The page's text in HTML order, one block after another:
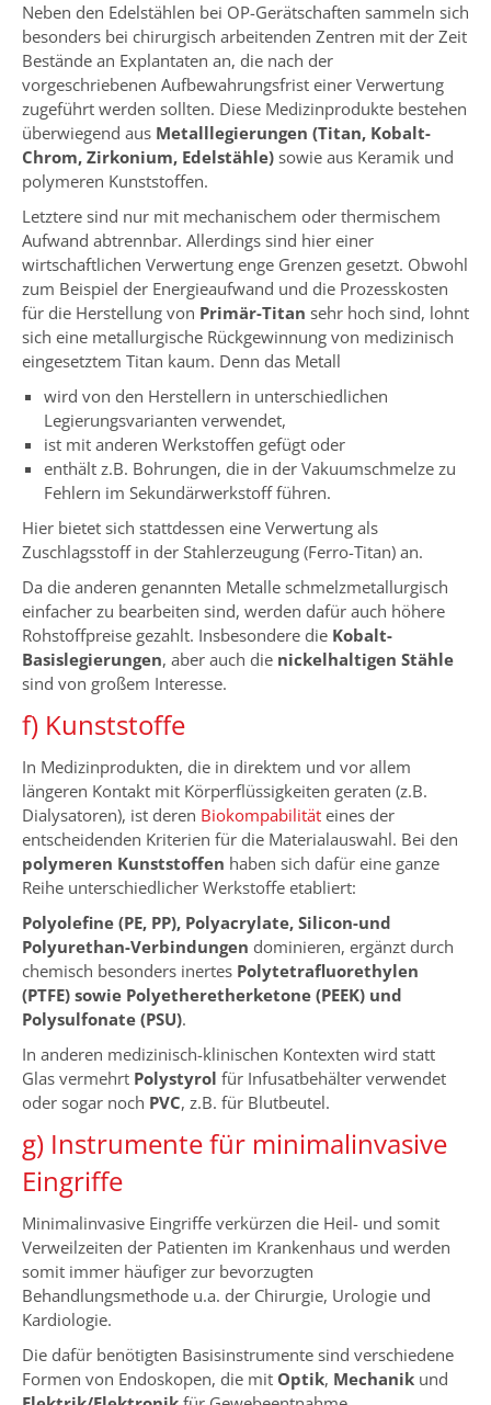
Neben den Edelstählen bei OP-Gerätschaften sammeln sich
besonders bei chirurgisch arbeitenden Zentren mit der Zeit
Bestände an Explantaten an, die nach der
vorgeschriebenen Aufbewahrungsfrist einer Verwertung
zugeführt werden sollten. Diese Medizinprodukte bestehen
überwiegend aus Metalllegierungen (Titan, Kobalt-
Chrom, Zirkonium, Edelstähle) sowie aus Keramik und
polymeren Kunststoffen.
Letztere sind nur mit mechanischem oder thermischem
Aufwand abtrennbar. Allerdings sind hier einer
wirtschaftlichen Verwertung enge Grenzen gesetzt. Obwohl
zum Beispiel der Energieaufwand und die Prozesskosten
für die Herstellung von Primär-Titan sehr hoch sind, lohnt
sich eine metallurgische Rückgewinnung von medizinisch
eingesetztem Titan kaum. Denn das Metall
wird von den Herstellern in unterschiedlichen
Legierungsvarianten verwendet,
ist mit anderen Werkstoffen gefügt oder
enthält z.B. Bohrungen, die in der Vakuumschmelze zu
Fehlern im Sekundärwerkstoff führen.
Hier bietet sich stattdessen eine Verwertung als
Zuschlagsstoff in der Stahlerzeugung (Ferro-Titan) an.
Da die anderen genannten Metalle schmelzmetallurgisch
einfacher zu bearbeiten sind, werden dafür auch höhere
Rohstoffpreise gezahlt. Insbesondere die Kobalt-
Basislegierungen, aber auch die nickelhaltigen Stähle
sind von großem Interesse.
f) Kunststoffe
In Medizinprodukten, die in direktem und vor allem
längeren Kontakt mit Körperflüssigkeiten geraten (z.B.
Dialysatoren), ist deren Biokompabilität eines der
entscheidenden Kriterien für die Materialauswahl. Bei den
polymeren Kunststoffen haben sich dafür eine ganze
Reihe unterschiedlicher Werkstoffe etabliert:
Polyolefine (PE, PP), Polyacrylate, Silicon-und
Polyurethan-Verbindungen dominieren, ergänzt durch
chemisch besonders inertes Polytetrafluorethylen
(PTFE) sowie Polyetheretherketone (PEEK) und
Polysulfonate (PSU).
In anderen medizinisch-klinischen Kontexten wird statt
Glas vermehrt Polystyrol für Infusatbehälter verwendet
oder sogar noch PVC, z.B. für Blutbeutel.
g) Instrumente für minimalinvasive
Eingriffe
Minimalinvasive Eingriffe verkürzen die Heil- und somit
Verweilzeiten der Patienten im Krankenhaus und werden
somit immer häufiger zur bevorzugten
Behandlungsmethode u.a. der Chirurgie, Urologie und
Kardiologie.
Die dafür benötigten Basisinstrumente sind verschiedene
Formen von Endoskopen, die mit Optik, Mechanik und